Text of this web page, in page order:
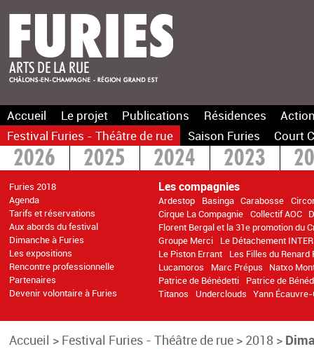
Accueil Le projet Publications Résidences
Festival Furies - Théâtre de rue
Saison Furies Court
2026 2025 2024 2023
Furies 2018
Agenda
Tarifs et réservations
Aux abords du festival
Dimanche à Furies
Les expositions
Rencontre professionnelle
Partenaires
Devenir volontaire à Furies
Les compagnies
Ardestop Basinga Carabosse
Cirque La Compagnie Collectif AOC
Florent Bergal et la 31e promotion du
Groupe Merci
Le Détachement
Le Piston Errant
Les Filles du Renard
Lucamoros
Marc Prépus
Natxo
Patrice de Bénédetti
Patrice de
Titanos
Underclouds Yann
2016 >2014
Accueil > Festival Furies - Théâtre de rue > 2018 >